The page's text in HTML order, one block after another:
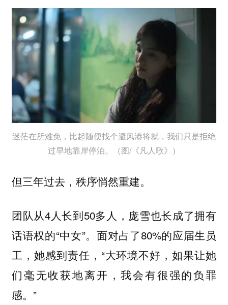
迷茫在所难免，比起随便找个避风港将就，我们只是拒绝
过早地靠岸停泊。（图/《凡人歌》）
但三年过去，秩序悄然重建。
团队从4人长到50多人，庞雪也长成了拥有
话语权的“中女”。面对占了80%的应届生员
工，她感到责任，“大环境不好，如果让她
们毫无收获地离开，我会有很强的负罪
感。”